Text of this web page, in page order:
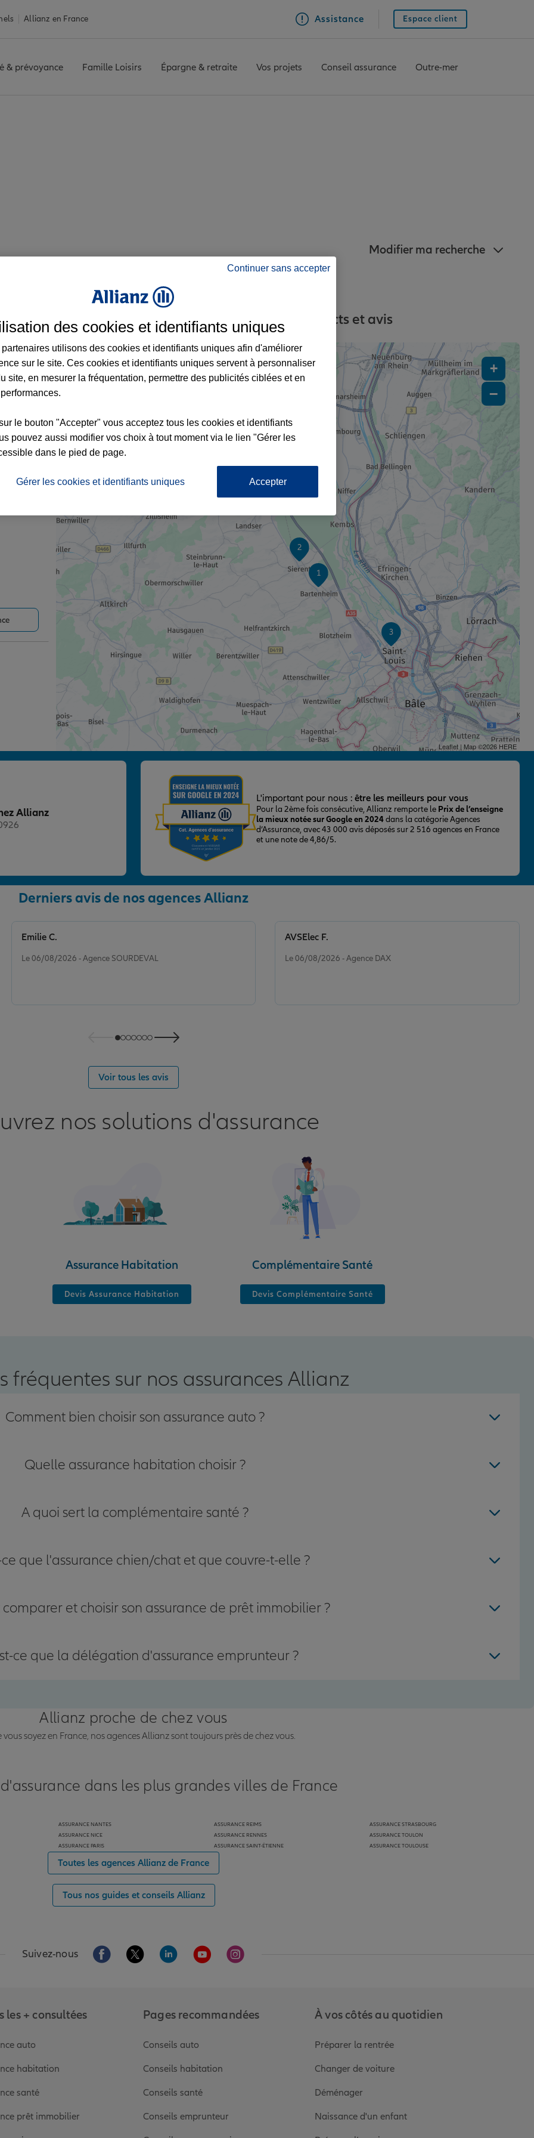
Allianz en France Assistance Espace client
& prévoyance Famille Loisirs Épargne & retraite Vos projets Conseil assurance Outre-mer
Modifier ma recherche
à Bartenheim et aux alentours : adresses, contacts et avis
4
x2
3
2
1
+
−
Leaflet| Map ©2026 HERE
Allianz
L'important pour nous : être les meilleurs pour vous
Pour la 2ème fois consécutive, Allianz remporte le Prix de l’enseigne
la mieux notée sur Google en 2024dans la catégorie Agences
d’Assurance, avec 43 000 avis déposés sur 2 516 agences en France
et une note de 4,86/5.
Derniers avis de nos agences Allianz
Le 06/08/2026 - Agence SOURDEVAL
Emilie C.
Le 06/08/2026 - Agence DAX
AVSElec F.
Voir tous les avis
nos solutions d'assurance
Assurance Habitation
Devis Assurance Habitation
Complémentaire Santé
Devis Complémentaire Santé
fréquentes sur nos assurances Allianz
Comment bien choisir son assurance auto ?
Quelle assurance habitation choisir ?
A quoi sert la complémentaire santé ?
que l'assurance chien/chat et que couvre-t-elle ?
et choisir son assurance de prêt immobilier ?
ce que la délégation d'assurance emprunteur ?
Allianz proche de chez vous
vous soyez en France, nos agences Allianz sont toujours près de chez vous.
dans les plus grandes villes de France
ASSURANCE NANTES
ASSURANCE NICE
ASSURANCE PARIS
ASSURANCE REIMS
ASSURANCE RENNES
ASSURANCE SAINT-ÉTIENNE
ASSURANCE STRASBOURG
ASSURANCE TOULON
ASSURANCE TOULOUSE
Toutes les agences Allianz de France
Tous nos guides et conseils Allianz
Suivez-nous Aller sur la page Facebook de Allianz
Aller sur la page Twitter de Allianz
Aller sur la page Linkedin de Allianz
Aller sur la page Youtube de Allianz
Aller sur la page Instagram de Allianz
les + consultées
auto
habitation
santé
prêt immobilier
Pages recommandées
Conseils auto
Conseils habitation
Conseils santé
Conseils emprunteur
À vos côtés au quotidien
Préparer la rentrée
Changer de voiture
Déménager
Naissance d'un enfant
Continuer sans accepter
des cookies et identifiants uniques
partenaires utilisons des cookies et identifiants uniques afin d'améliorer
sur le site. Ces cookies et identifiants uniques servent à personnaliser
site, en mesurer la fréquentation, permettre des publicités ciblées et en
le bouton "Accepter" vous acceptez tous les cookies et identifiants
pouvez aussi modifier vos choix à tout moment via le lien "Gérer les
dans le pied de page.
Gérer les cookies et identifiants uniques Accepter